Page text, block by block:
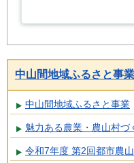
中山間地域ふるさと事
中山間地域ふるさと事業
魅力ある農業・農山村
令和7年度 第2回都市農